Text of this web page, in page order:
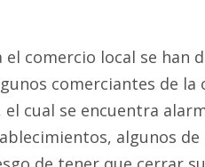
el comercio local se han
comerciantes de la
cual se encuentra
algunos